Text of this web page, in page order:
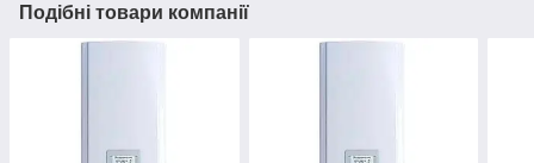
Подібні товари компанії